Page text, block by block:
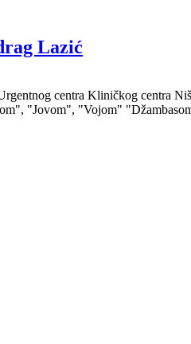
Lazić
centra Kliničkog centra
"Jovom", "Vojom"